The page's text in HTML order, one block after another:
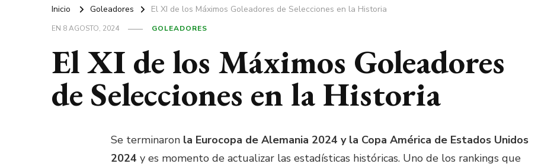
Inicio Goleadores El XI de los Máximos Goleadores de Selecciones en la Historia
EN 8 AGOSTO, 2024 GOLEADORES
El XI de los Máximos Goleadores
de Selecciones en la Historia
Se terminaron la Eurocopa de Alemania 2024 y la Copa América de Estados Unidos
2024 y es momento de actualizar las estadísticas históricas. Uno de los rankings que